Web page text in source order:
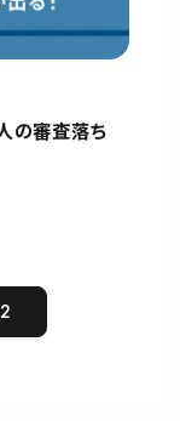
の審査落ち
2